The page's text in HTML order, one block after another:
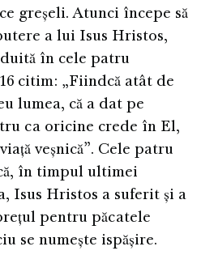
greșeli. Atunci începe să
a lui Isus Hristos,
în cele patru
citim: „Fiindcă atât de
lumea, că a dat pe
ca oricine crede în El,
veșnică”. Cele patru
în timpul ultimei
Isus Hristos a suferit și a
pentru păcatele
se numește ispășire.